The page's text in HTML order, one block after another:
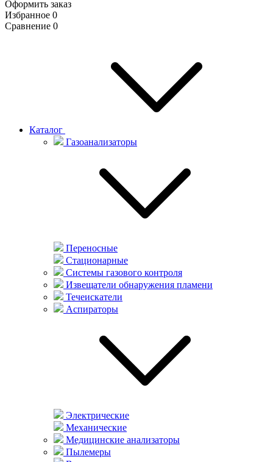
Оформить заказ
Избранное 0
Сравнение 0
Каталог
Газоанализаторы
Переносные
Стационарные
Системы газового контроля
Извещатели обнаружения пламени
Течеискатели
Аспираторы
Электрические
Механические
Медицинские анализаторы
Пылемеры